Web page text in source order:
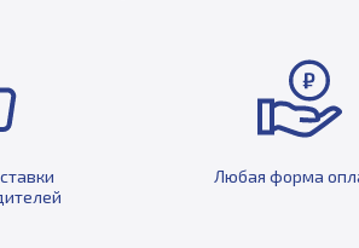
Любая форма